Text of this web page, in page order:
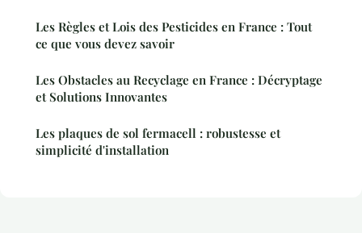
Les Règles et Lois des Pesticides en France : Tout
ce que vous devez savoir
Les Obstacles au Recyclage en France : Décryptage
et Solutions Innovantes
Les plaques de sol fermacell : robustesse et
simplicité d'installation